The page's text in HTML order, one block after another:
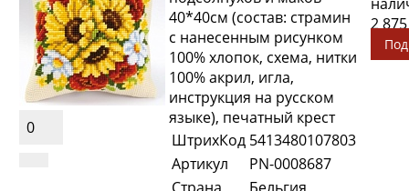
0
40*40см (состав: страмин
с нанесенным рисунком
100% хлопок, схема, нитки
100% акрил, игла,
инструкция на русском
языке), печатный крест
ШтрихКод 5413480107803
Артикул
PN-0008687
2